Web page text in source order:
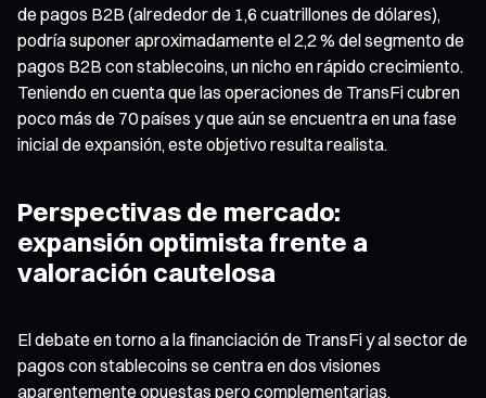
de pagos B2B (alrededor de 1,6 cuatrillones de dólares),
podría suponer aproximadamente el 2,2 % del segmento de
pagos B2B con stablecoins, un nicho en rápido crecimiento.
Teniendo en cuenta que las operaciones de TransFi cubren
poco más de 70 países y que aún se encuentra en una fase
inicial de expansión, este objetivo resulta realista.
Perspectivas de mercado:
expansión optimista frente a
valoración cautelosa
El debate en torno a la financiación de TransFi y al sector de
pagos con stablecoins se centra en dos visiones
aparentemente opuestas pero complementarias.